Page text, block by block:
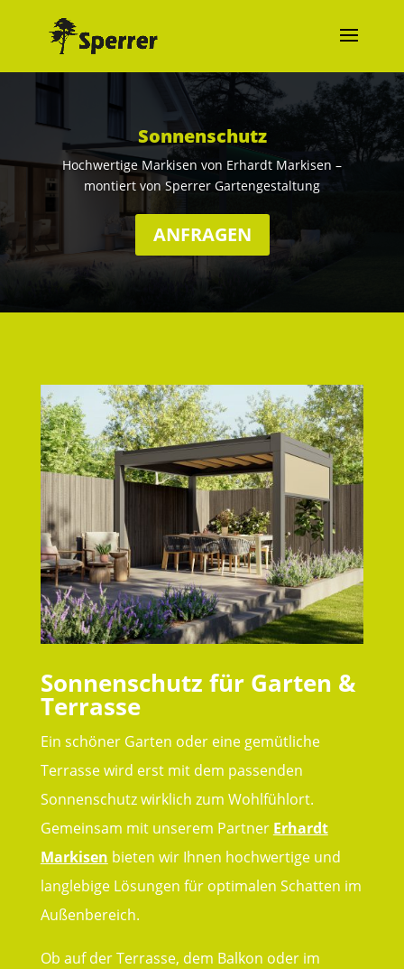
Sonnenschutz
Hochwertige Markisen von Erhardt Markisen –
montiert vonSperrer Gartengestaltung
ANFRAGEN
Sonnenschutz für Garten &
Terrasse
Ein schöner Garten oder eine gemütliche
Terrasse wird erst mit dem passenden
Sonnenschutz wirklich zum Wohlfühlort.
Gemeinsam mit unserem Partner Erhardt
Markisen bieten wir Ihnen hochwertige und
langlebige Lösungen für optimalen Schatten im
Außenbereich.
Ob auf der Terrasse, dem Balkon oder im